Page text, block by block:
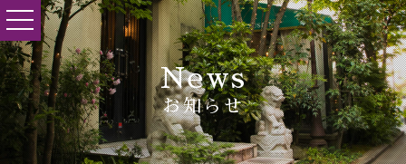
toggle
navigation
News
お知らせ